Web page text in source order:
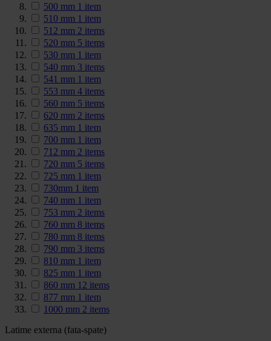
500 mm 1 item
510 mm 1 item
512 mm 2 items
520 mm 5 items
530 mm 1 item
540 mm 3 items
541 mm 1 item
553 mm 4 items
560 mm 5 items
620 mm 2 items
635 mm 1 item
700 mm 1 item
712 mm 2 items
720 mm 5 items
725 mm 1 item
730mm 1 item
740 mm 1 item
753 mm 2 items
760 mm 8 items
780 mm 8 items
790 mm 3 items
810 mm 1 item
825 mm 1 item
860 mm 12 items
877 mm 1 item
1000 mm 2 items
Latime externa (fata-spate)